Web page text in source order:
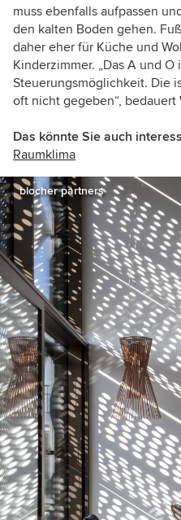
muss ebenfalls aufpassen
den kalten Boden gehen.
daher eher für Küche und
Kinderzimmer. „Das A und
Steuerungsmöglichkeit. Die
oft nicht gegeben“, bedauert
Das könnte Sie auch
Raumklima
blocher partners